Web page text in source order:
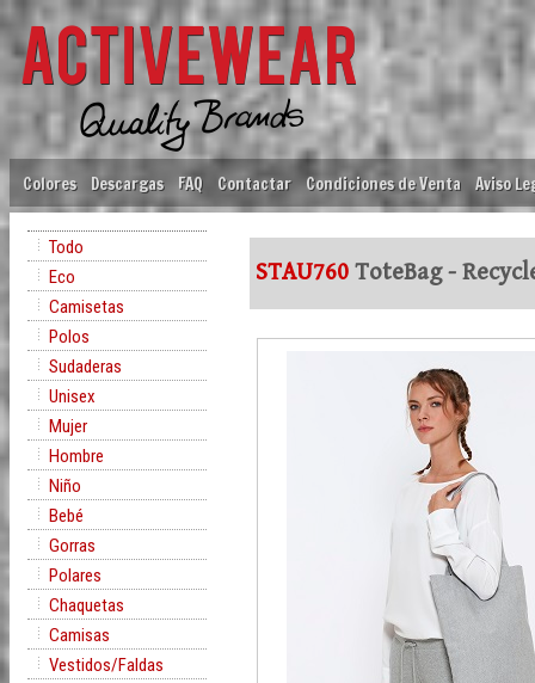
Colores Descargas FAQ Contactar Condiciones de Venta Aviso
Todo
Eco
Camisetas
Polos
Sudaderas
Unisex
Mujer
Hombre
Niño
Bebé
Gorras
Polares
Chaquetas
Camisas
Vestidos/Faldas
STAU760 ToteBag -